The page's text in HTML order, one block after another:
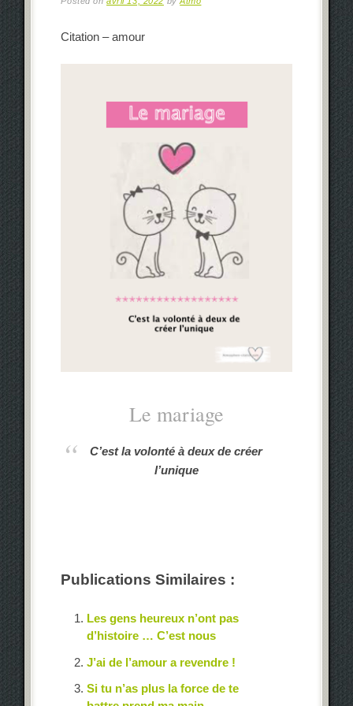
Citation – amour
Le mariage
C’est la volonté à deux de créer
l’unique
Publications Similaires :
Les gens heureux n’ont pas
d’histoire … C’est nous
J’ai de l’amour a revendre !
Si tu n’as plus la force de te